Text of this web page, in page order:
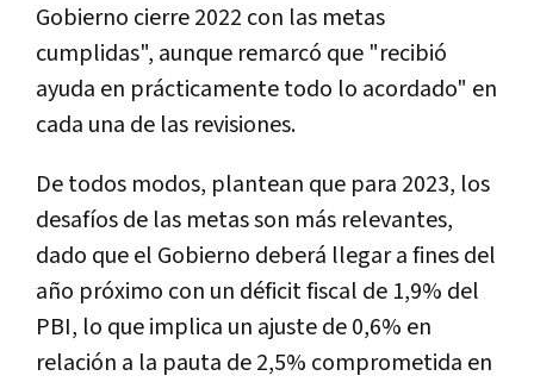
Gobierno cierre 2022 con las metas
cumplidas", aunque remarcó que "recibió
ayuda en prácticamente todo lo acordado" en
cada una de las revisiones.
De todos modos, plantean que para 2023, los
desafíos de las metas son más relevantes,
dado que el Gobierno deberá llegar a fines del
año próximo con un déficit fiscal de 1,9% del
PBI, lo que implica un ajuste de 0,6% en
relación a la pauta de 2,5% comprometida en